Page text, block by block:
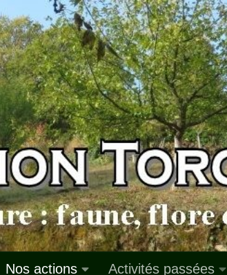
Nos actions Activités passées